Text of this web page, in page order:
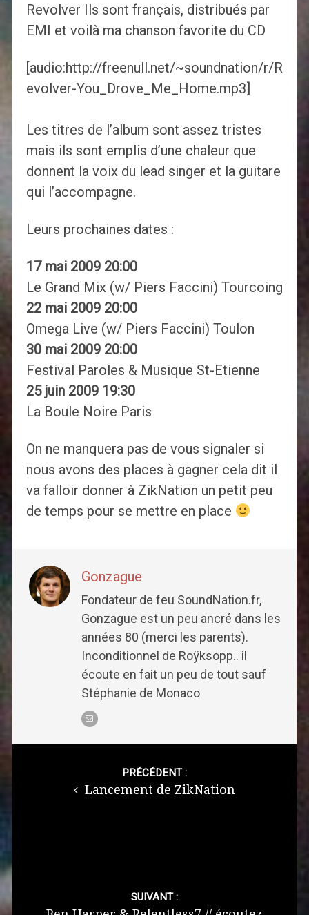
Revolver Ils sont français, distribués par
EMI et voilà ma chanson favorite du CD
[audio:http://freenull.net/~soundnation/r/R
evolver-You_Drove_Me_Home.mp3]
Les titres de l’album sont assez tristes
mais ils sont emplis d’une chaleur que
donnent la voix du lead singer et la guitare
qui l’accompagne.
Leurs prochaines dates :
17 mai 2009 20:00
Le Grand Mix (w/ Piers Faccini) Tourcoing
22 mai 2009 20:00
Omega Live (w/ Piers Faccini) Toulon
30 mai 2009 20:00
Festival Paroles & Musique St-Etienne
25 juin 2009 19:30
La Boule Noire Paris
On ne manquera pas de vous signaler si
nous avons des places à gagner cela dit il
va falloir donner à ZikNation un petit peu
de temps pour se mettre en place
Gonzague
Fondateur de feu SoundNation.fr,
Gonzague est un peu ancré dans les
années 80 (merci les parents).
Inconditionnel de Roÿksopp.. il
écoute en fait un peu de tout sauf
Stéphanie de Monaco
Post
PRÉCÉDENT :
Lancement de ZikNation
SUIVANT :